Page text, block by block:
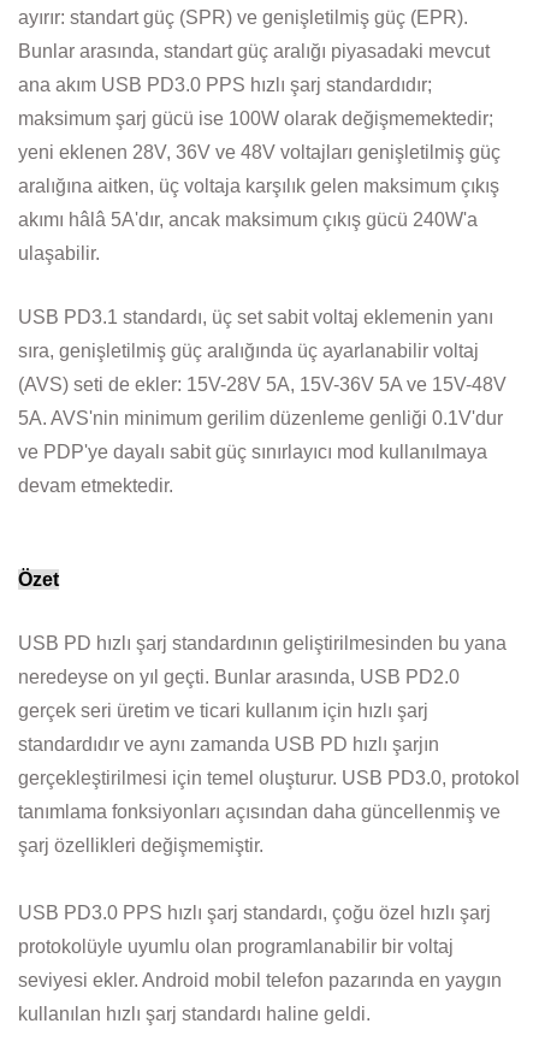
ayırır: standart güç (SPR) ve genişletilmiş güç (EPR).
Bunlar arasında, standart güç aralığı piyasadaki mevcut
ana akım USB PD3.0 PPS hızlı şarj standardıdır;
maksimum şarj gücü ise 100W olarak değişmemektedir;
yeni eklenen 28V, 36V ve 48V voltajları genişletilmiş güç
aralığına aitken, üç voltaja karşılık gelen maksimum çıkış
akımı hâlâ 5A'dır, ancak maksimum çıkış gücü 240W'a
ulaşabilir.
USB PD3.1 standardı, üç set sabit voltaj eklemenin yanı
sıra, genişletilmiş güç aralığında üç ayarlanabilir voltaj
(AVS) seti de ekler: 15V-28V 5A, 15V-36V 5A ve 15V-48V
5A. AVS'nin minimum gerilim düzenleme genliği 0.1V'dur
ve PDP'ye dayalı sabit güç sınırlayıcı mod kullanılmaya
devam etmektedir.
Özet
USB PD hızlı şarj standardının geliştirilmesinden bu yana
neredeyse on yıl geçti. Bunlar arasında, USB PD2.0
gerçek seri üretim ve ticari kullanım için hızlı şarj
standardıdır ve aynı zamanda USB PD hızlı şarjın
gerçekleştirilmesi için temel oluşturur. USB PD3.0, protokol
tanımlama fonksiyonları açısından daha güncellenmiş ve
şarj özellikleri değişmemiştir.
USB PD3.0 PPS hızlı şarj standardı, çoğu özel hızlı şarj
protokolüyle uyumlu olan programlanabilir bir voltaj
seviyesi ekler. Android mobil telefon pazarında en yaygın
kullanılan hızlı şarj standardı haline geldi.